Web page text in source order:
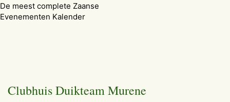
De meest complete Zaanse
Evenementen Kalender
Clubhuis Duikteam Murene